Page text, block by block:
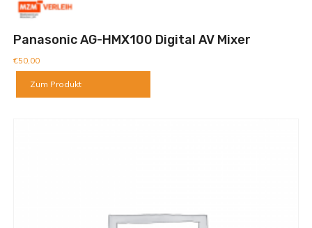
Panasonic AG-HMX100 Digital AV Mixer
€50,00
Zum Produkt